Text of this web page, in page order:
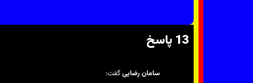
13 پاسخ
سامان رضاییگفت: